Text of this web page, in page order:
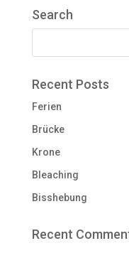
Search
Recent Posts
Ferien
Brücke
Krone
Bleaching
Bisshebung
Recent